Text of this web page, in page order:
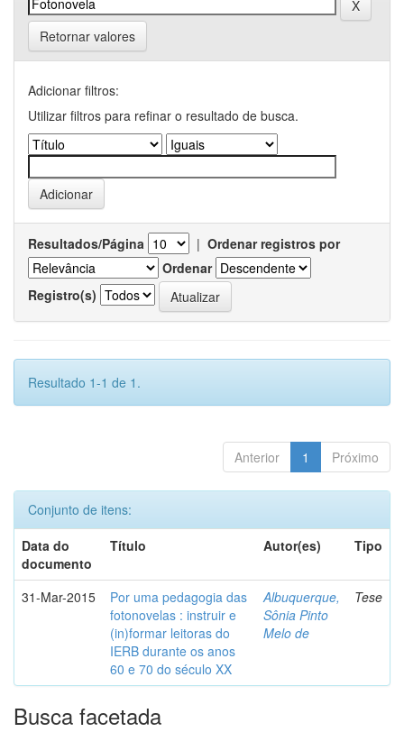
Retornar valores
Adicionar filtros:
Utilizar filtros para refinar o resultado de busca.
Resultados/Página | Ordenar registros por
Ordenar
Registro(s)
Resultado 1-1 de 1.
Anterior 1 Próximo
Conjunto de itens:
Data do
documento
Título Autor(es) Tipo
31-Mar-2015
Por uma pedagogia das
fotonovelas : instruir e
(in)formar leitoras do
IERB durante os anos
60 e 70 do século XX
Albuquerque,
Sônia Pinto
Melo de
Tese
Busca facetada